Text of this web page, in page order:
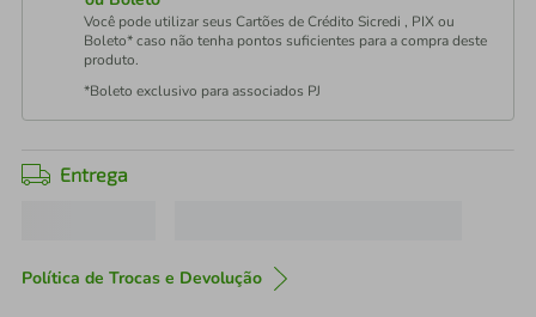
Você pode utilizar seus Cartões de Crédito Sicredi , PIX ou
Boleto* caso não tenha pontos suficientes para a compra deste
produto.
*Boleto exclusivo para associados PJ
Entrega
Política de Trocas e Devolução